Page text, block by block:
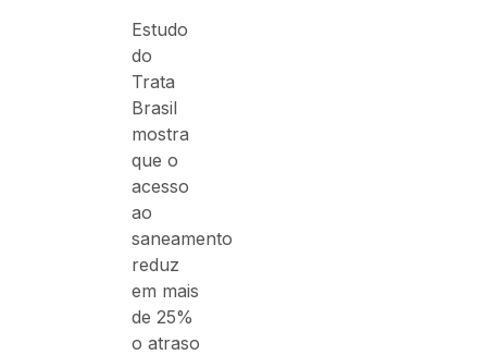
Estudo
do
Trata
Brasil
mostra
que o
acesso
ao
saneamento
reduz
em mais
de 25%
o atraso